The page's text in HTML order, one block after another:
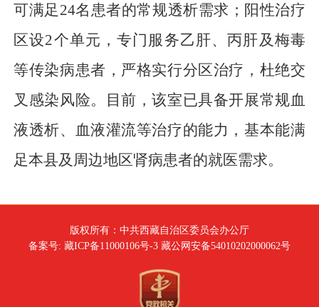
可满足24名患者的常规透析需求；阳性治疗
区设2个单元，专门服务乙肝、丙肝及梅毒
等传染病患者，严格实行分区治疗，杜绝交
叉感染风险。目前，该室已具备开展常规血
液透析、血液灌流等治疗的能力，基本能满
足本县及周边地区肾病患者的就医需求。
版权所有：中共西藏自治区委员会办公厅
备案号: 藏ICP备11000106号-3 藏公网安备54010202000062号